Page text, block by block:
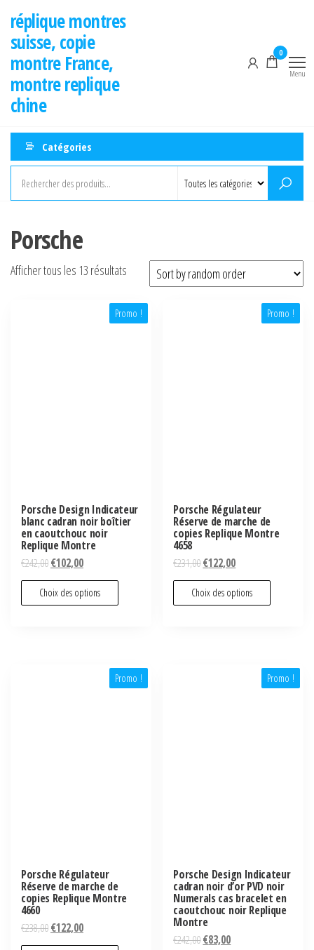
contenu
réplique montres
suisse, copie
montre France,
montre replique
chine
0
Menu
Catégories
Porsche
Afficher tous les 13 résultats
Promo !
Porsche Design Indicateur
blanc cadran noir boîtier
en caoutchouc noir
Replique Montre
€242,00€102,00
Choix des options
Promo !
Porsche Régulateur
Réserve de marche de
copies Replique Montre
4658
€231,00€122,00
Choix des options
Promo !
Porsche Régulateur
Réserve de marche de
copies Replique Montre
4660
€238,00€122,00
Promo !
Porsche Design Indicateur
cadran noir d’or PVD noir
Numerals cas bracelet en
caoutchouc noir Replique
Montre
€242,00€83,00